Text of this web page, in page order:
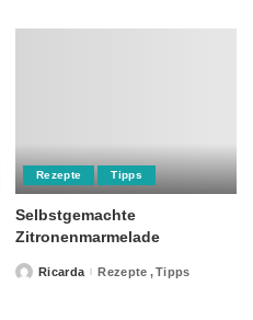
Rezepte Tipps
Selbstgemachte
Zitronenmarmelade
PostedRicarda Rezepte Tipps